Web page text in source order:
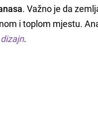
. Važno je da
i toplom mjestu.
.